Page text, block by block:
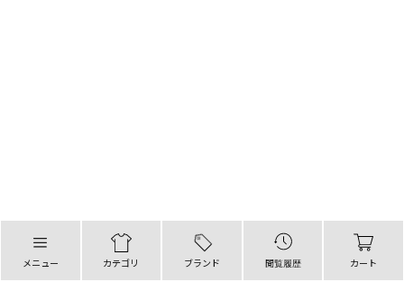
メニュー カテゴリ ブランド 閲覧履歴 カート